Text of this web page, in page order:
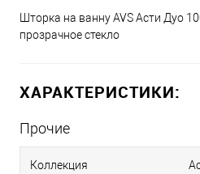
Шторка на ванну AVS Асти Дуо
прозрачное стекло
ХАРАКТЕРИСТИКИ:
Прочие
Коллекция